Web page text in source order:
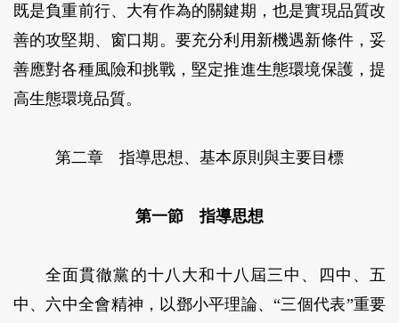
既是負重前行、大有作為的關鍵期，也是實現品質改
善的攻堅期、窗口期。要充分利用新機遇新條件，妥
善應對各種風險和挑戰，堅定推進生態環境保護，提
高生態環境品質。
第二章 指導思想、基本原則與主要目標
第一節 指導思想
全面貫徹黨的十八大和十八屆三中、四中、五
中、六中全會精神，以鄧小平理論、“三個代表”重要